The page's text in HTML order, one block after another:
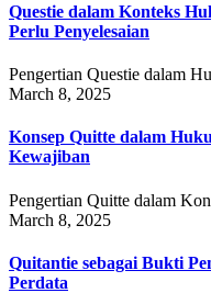
Questie dalam Konteks
Perlu Penyelesaian
Pengertian Questie dalam
March 8, 2025
Konsep Quitte dalam
Kewajiban
Pengertian Quitte dalam
March 8, 2025
Quitantie sebagai Bukti
Perdata